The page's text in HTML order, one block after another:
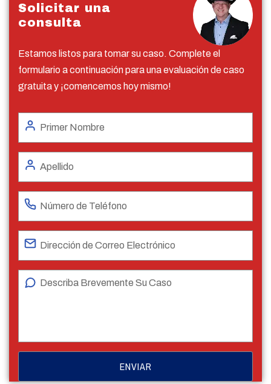
Solicitar una
consulta
Estamos listos para tomar su caso. Complete el
formulario a continuación para una evaluación de caso
gratuita y ¡comencemos hoy mismo!